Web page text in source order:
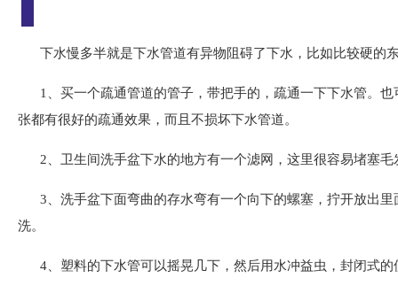
下水慢多半就是下水管道有异物阻碍了下水，比如比较硬的
1、买一个疏通管道的管子，带把手的，疏通一下下水管。
张都有很好的疏通效果，而且不损坏下水管道。
2、卫生间洗手盆下水的地方有一个滤网，这里很容易堵塞
3、洗手盆下面弯曲的存水弯有一个向下的螺塞，拧开放出
洗。
4、塑料的下水管可以摇晃几下，然后用水冲益虫，封闭式